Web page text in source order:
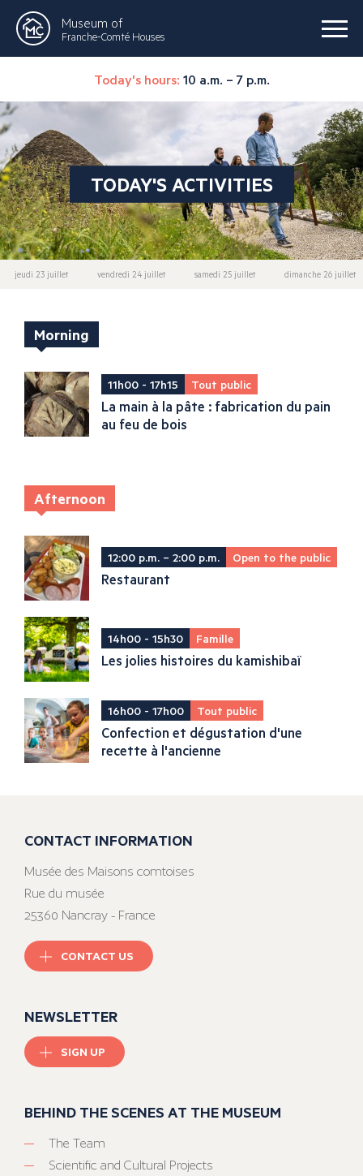
Museum of
Franche-Comté Houses
Today's hours: 10 a.m. – 7 p.m.
TODAY'S ACTIVITIES
jeudi 23 juillet vendredi 24 juillet samedi 25 juillet dimanche 26 juillet
Morning
11h00 - 17h15 Tout public
La main à la pâte : fabrication du pain
au feu de bois
Afternoon
12:00 p.m. – 2:00 p.m. Open to the public
Restaurant
14h00 - 15h30 Famille
Les jolies histoires du kamishibaï
16h00 - 17h00 Tout public
Confection et dégustation d'une
recette à l'ancienne
CONTACT INFORMATION
Musée des Maisons comtoises
Rue du musée
25360 Nancray - France
CONTACT US
NEWSLETTER
SIGN UP
BEHIND THE SCENES AT THE MUSEUM
The Team
Scientific and Cultural Projects